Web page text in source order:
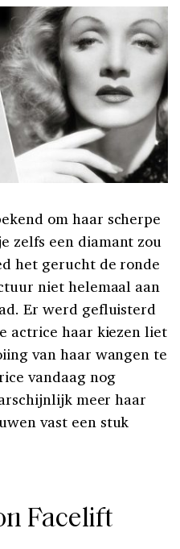
om haar scherpe
zelfs een diamant zou
het gerucht de ronde
niet helemaal aan
Er werd gefluisterd
actrice haar kiezen liet
van haar wangen te
vandaag nog
meer haar
vast een stuk
Facelift